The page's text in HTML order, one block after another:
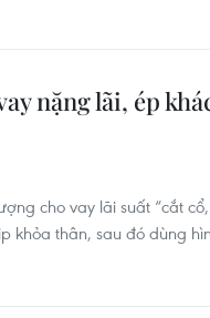
nặng lãi, ép
cho vay lãi suất “cắt
khỏa thân, sau đó dùng